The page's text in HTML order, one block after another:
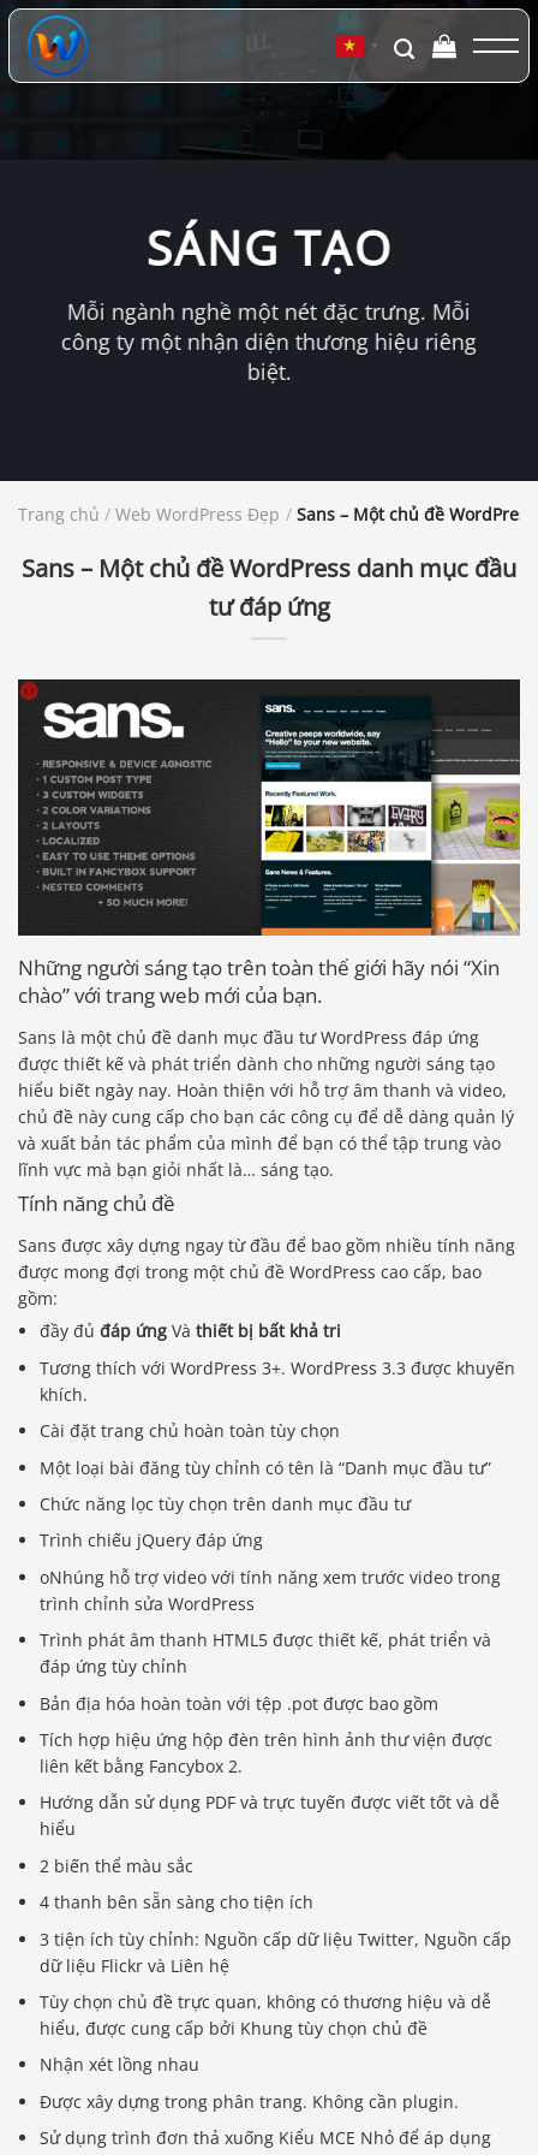
Chuyển
đến
dung
▼
SÁNG TẠO
Mỗi ngành nghề một nét đặc trưng. Mỗi
công ty một nhận diện thương hiệu riêng
biệt.
Trang chủ / Web WordPress Đẹp / Sans – Một chủ đề
Sans – Một chủ đề WordPress danh mục đầu
tư đáp ứng
Những người sáng tạo trên toàn thế giới hãy nói “Xin
chào” với trang web mới của bạn.
Sans là một chủ đề danh mục đầu tư WordPress đáp ứng
được thiết kế và phát triển dành cho những người sáng tạo
hiểu biết ngày nay. Hoàn thiện với hỗ trợ âm thanh và video,
chủ đề này cung cấp cho bạn các công cụ để dễ dàng quản lý
và xuất bản tác phẩm của mình để bạn có thể tập trung vào
lĩnh vực mà bạn giỏi nhất là… sáng tạo.
Tính năng chủ đề
Sans được xây dựng ngay từ đầu để bao gồm nhiều tính năng
được mong đợi trong một chủ đề WordPress cao cấp, bao
gồm:
đầy đủđáp ứng Vàthiết bị bất khả tri
Tương thích với WordPress 3+. WordPress 3.3 được khuyến
khích.
Cài đặt trang chủ hoàn toàn tùy chọn
Một loại bài đăng tùy chỉnh có tên là “Danh mục đầu tư”
Chức năng lọc tùy chọn trên danh mục đầu tư
Trình chiếu jQuery đáp ứng
oNhúng hỗ trợ video với tính năng xem trước video trong
trình chỉnh sửa WordPress
Trình phát âm thanh HTML5 được thiết kế, phát triển và
đáp ứng tùy chỉnh
Bản địa hóa hoàn toàn với tệp .pot được bao gồm
Tích hợp hiệu ứng hộp đèn trên hình ảnh thư viện được
liên kết bằng Fancybox 2.
Hướng dẫn sử dụng PDF và trực tuyến được viết tốt và dễ
hiểu
2 biến thể màu sắc
4 thanh bên sẵn sàng cho tiện ích
3 tiện ích tùy chỉnh: Nguồn cấp dữ liệu Twitter, Nguồn cấp
dữ liệu Flickr và Liên hệ
Tùy chọn chủ đề trực quan, không có thương hiệu và dễ
hiểu, được cung cấp bởi Khung tùy chọn chủ đề
Nhận xét lồng nhau
Được xây dựng trong phân trang. Không cần plugin.
Sử dụng trình đơn thả xuống Kiểu MCE Nhỏ để áp dụng